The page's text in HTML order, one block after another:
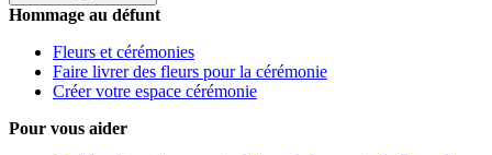
Hommage au défunt
Fleurs et cérémonies
Faire livrer des fleurs pour la cérémonie
Créer votre espace cérémonie
Pour vous aider